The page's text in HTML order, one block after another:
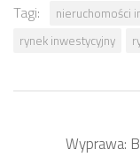
Tagi: nieruchomości
rynek inwestycyjny
Wyprawa: